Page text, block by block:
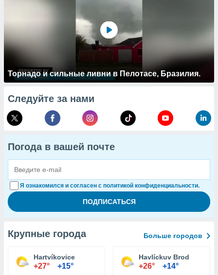
Торнадо и сильные ливни в Пелотасе, Бразилия.
Следуйте за нами
Погода в вашей почте
Я ознакомился и согласен с политикой конфиденциальности.
Крупные города Больше городов
Hartvíkovice
+27° +15°
Havlíckuv Brod
+26° +14°